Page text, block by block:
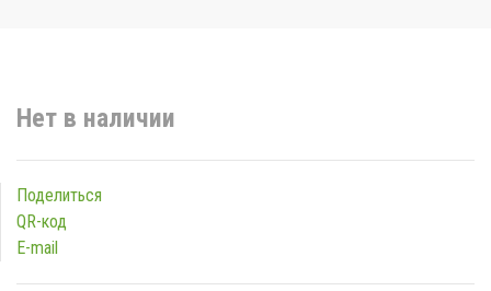
Нет в наличии
Поделиться
QR-код
E-mail